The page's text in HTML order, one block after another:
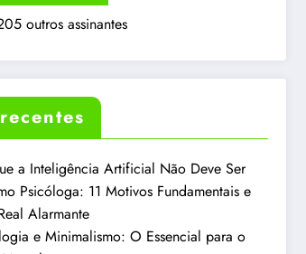
outros assinantes
a Inteligência Artificial Não Deve Ser
Psicóloga: 11 Motivos Fundamentais e
Alarmante
e Minimalismo: O Essencial para o